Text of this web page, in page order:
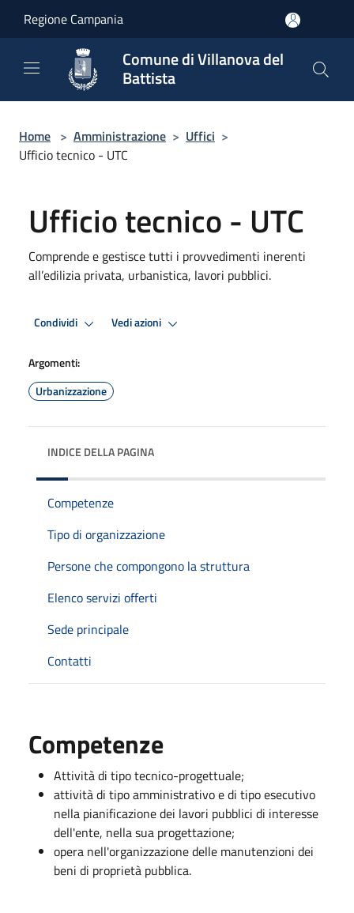
Regione Campania
Comune di Villanova del
Battista
Home > Amministrazione > Uffici >
Ufficio tecnico - UTC
Ufficio tecnico - UTC
Comprende e gestisce tutti i provvedimenti inerenti
all’edilizia privata, urbanistica, lavori pubblici.
Condividi Vedi azioni
Argomenti:
Urbanizzazione
INDICE DELLA PAGINA
Competenze
Tipo di organizzazione
Persone che compongono la struttura
Elenco servizi offerti
Sede principale
Contatti
Competenze
Attività di tipo tecnico-progettuale;
attività di tipo amministrativo e di tipo esecutivo
nella pianificazione dei lavori pubblici di interesse
dell'ente, nella sua progettazione;
opera nell'organizzazione delle manutenzioni dei
beni di proprietà pubblica.